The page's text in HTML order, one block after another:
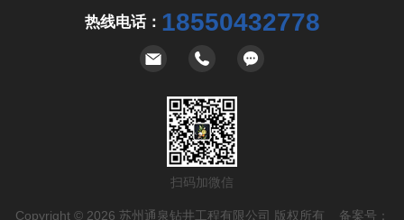
热线电话： 18550432778
扫码加微信
Copyright © 2026 苏州通泉钻井工程有限公司 版权所有 备案号：